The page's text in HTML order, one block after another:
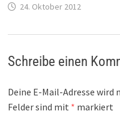
24. Oktober 2012
Schreibe einen
Deine E-Mail-Adresse
Felder sind mit * markiert